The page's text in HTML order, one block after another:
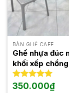
BÀN GHẾ CAFE
Ghế nhựa đúc
khối xếp
Được xếp
350.000₫